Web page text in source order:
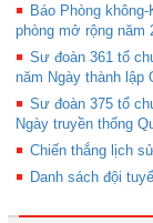
Báo Phòng
phòng mở rộng năm
Sư đoàn 361 tổ
năm Ngày thành lập
Sư đoàn 375 tổ
Ngày truyền thống
Chiến thắng lịch
Danh sách đội